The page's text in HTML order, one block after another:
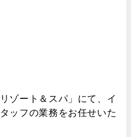
ゾート＆スパ」にて、イ
ッフの業務をお任せいた